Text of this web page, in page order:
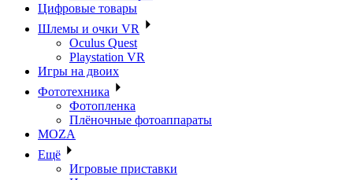
Цифровые товары
Шлемы и очки VR
Oculus Quest
Playstation VR
Игры на двоих
Фототехника
Фотопленка
Плёночные фотоаппараты
MOZA
Ещё
Игровые приставки